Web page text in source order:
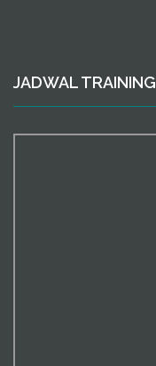
JADWAL TRAINING